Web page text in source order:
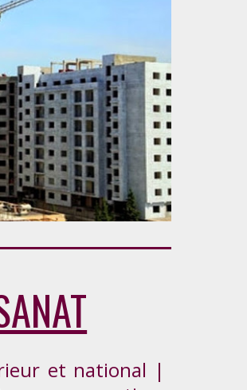
et national |